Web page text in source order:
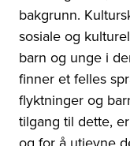
bakgrunn.
sosiale og
barn og unge i
finner et felles
flyktninger og
tilgang til dette,